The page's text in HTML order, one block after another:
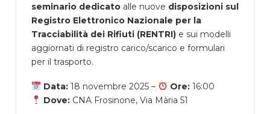
seminario dedicatoalle nuove disposizioni sul
Registro Elettronico Nazionale per la
Tracciabilità dei Rifiuti (RENTRI)e sui modelli
aggiornati di registro carico/scarico e formulari
per il trasporto.
Data:18 novembre 2025 – Ore:16:00
Dove:CNA Frosinone, Via Mària 51